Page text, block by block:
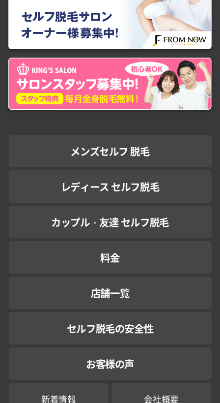
メンズセルフ 脱毛
レディース セルフ脱毛
カップル・友達 セルフ脱毛
料金
店舗一覧
セルフ脱毛の安全性
お客様の声
新着情報 会社概要